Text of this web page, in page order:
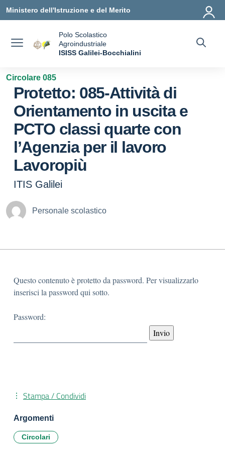
Vai ai contenuti
Vai al menu di navigazione
Vai al footer
Ministero dell'Istruzione e del Merito
Polo Scolastico
Agroindustriale
ISISS Galilei-Bocchialini
Circolare 085
Protetto: 085-Attività di
Orientamento in uscita e
PCTO classi quarte con
l’Agenzia per il lavoro
Lavoropiù
ITIS Galilei
Personale scolastico
Questo contenuto è protetto da password. Per visualizzarlo
inserisci la password qui sotto.
Password:
Stampa / Condividi
Argomenti
Circolari